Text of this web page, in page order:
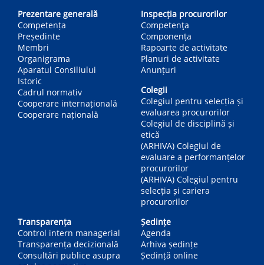
navigation
Prezentare generală
Competența
Președinte
Membri
Organigrama
Aparatul Consiliului
Istoric
Cadrul normativ
Cooperare internațională
Cooperare națională
Inspecția procurorilor
Competenţa
Componența
Rapoarte de activitate
Planuri de activitate
Anunțuri
Colegii
Colegiul pentru selecția și
evaluarea procurorilor
Colegiul de disciplină și
etică
(ARHIVA) Colegiul de
evaluare a performanțelor
procurorilor
(ARHIVA) Colegiul pentru
selecția și cariera
procurorilor
Transparența
Control intern managerial
Transparența decizională
Consultări publice asupra
Ședințe
Agenda
Arhiva ședințe
Ședință online